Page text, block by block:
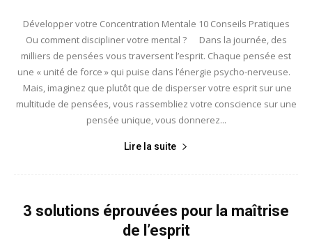
Développer votre Concentration Mentale 10 Conseils Pratiques
Ou comment discipliner votre mental ? Dans la journée, des
milliers de pensées vous traversent l’esprit. Chaque pensée est
une « unité de force » qui puise dans l’énergie psycho-nerveuse.
Mais, imaginez que plutôt que de disperser votre esprit sur une
multitude de pensées, vous rassembliez votre conscience sur une
pensée unique, vous donnerez...
Lire la suite
3 solutions éprouvées pour la maîtrise
de l’esprit